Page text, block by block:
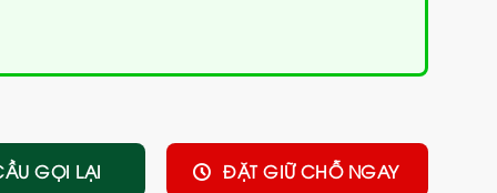
GỌI LẠI ĐẶT GIỮ CHỖ NGAY